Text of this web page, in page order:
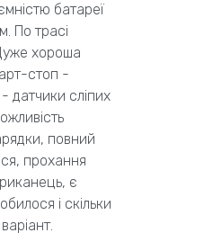
батареї
По трасі
хороша
стоп -
датчики сліпих
повний
прохання
є
і скільки